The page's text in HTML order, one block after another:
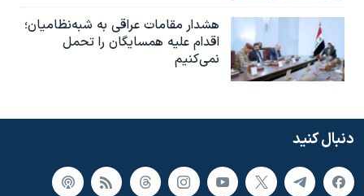
هشدار مقامات عراقی به شبه‌نظامیان؛
اقدام علیه همسایگان را تحمل
نمی‌کنیم
دنبال کنید